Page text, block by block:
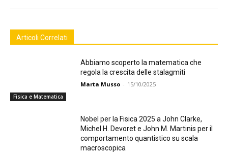
Articoli Correlati
Fisica e Matematica
Abbiamo scoperto la matematica che
regola la crescita delle stalagmiti
Marta Musso - 15/10/2025
Nobel per la Fisica 2025 a John Clarke,
Michel H. Devoret e John M. Martinis per il
comportamento quantistico su scala
macroscopica